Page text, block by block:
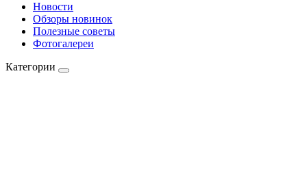
Новости
Обзоры новинок
Полезные советы
Фотогалереи
Категории